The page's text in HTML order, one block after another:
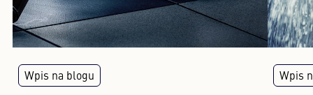
Wpis na blogu Wpis